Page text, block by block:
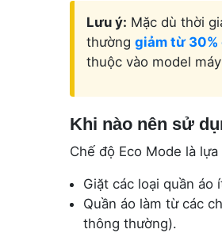
Lưu ý: Mặc dù thời
thường giảm từ 30%
thuộc vào model
Khi nào nên sử
Chế độ Eco Mode là
Giặt các loại quần áo
Quần áo làm từ các
thông thường).